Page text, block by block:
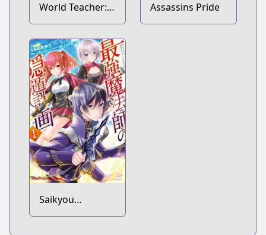
World Teacher:
Isekaishiki
Kyouiku Agent
Assassins Pride
Saikyou
Mahoushi no